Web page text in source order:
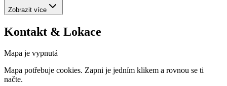
Zobrazit více
Kontakt & Lokace
Mapa je vypnutá
Mapa potřebuje cookies. Zapni je jedním klikem a rovnou se ti
načte.